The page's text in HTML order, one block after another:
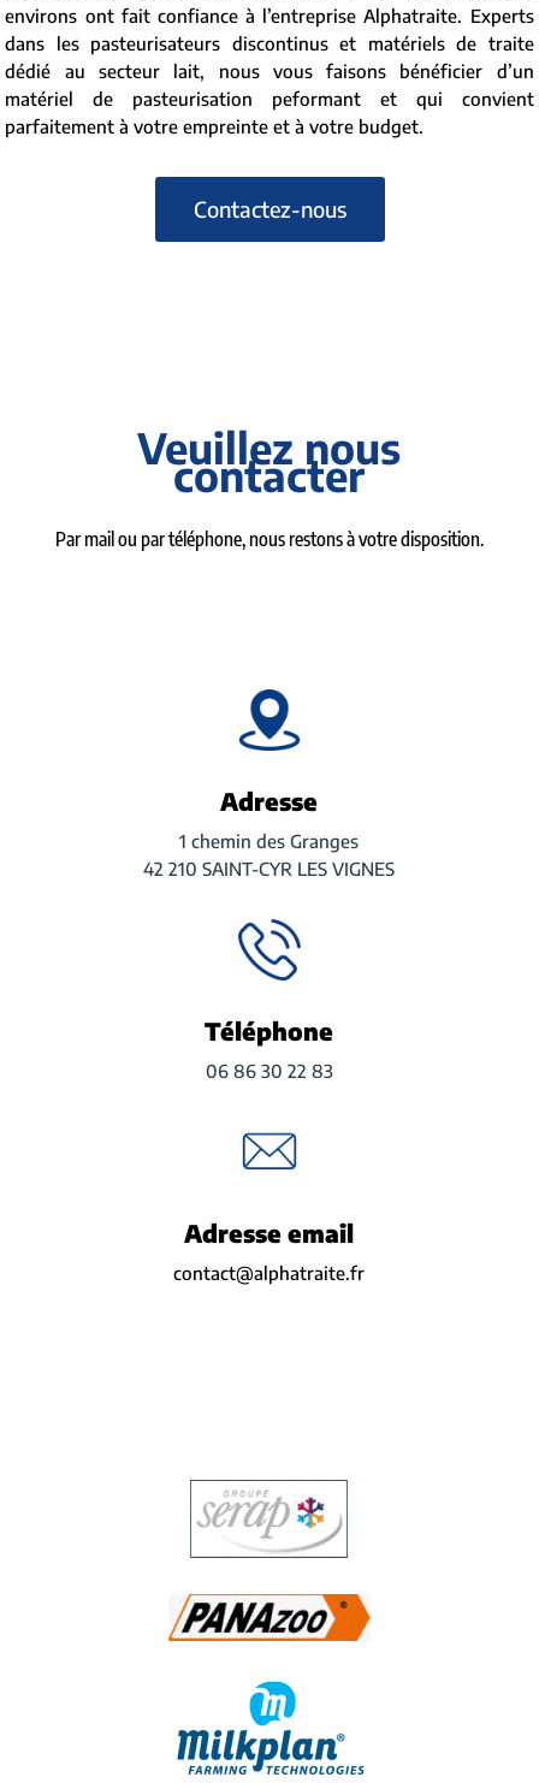
environs ont fait confiance à l’entreprise Alphatraite. Experts
dans les pasteurisateurs discontinus et matériels de traite
dédié au secteur lait, nous vous faisons bénéficier d’un
matériel de pasteurisation peformant et qui convient
parfaitement à votre empreinte et à votre budget.
Contactez-nous
Veuillez nous
contacter
Par mail ou par téléphone, nous restons à votre disposition.
Adresse
1 chemin des Granges
42 210 SAINT-CYR LES VIGNES
Téléphone
06 86 30 22 83
Adresse email
contact@alphatraite.fr